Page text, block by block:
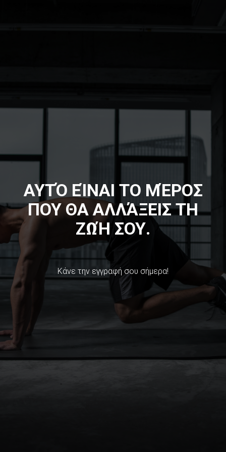
ΑΥΤΌ ΕΊΝΑΙ ΤΟ ΜΈΡΟΣ
ΠΟΥ ΘΑ ΑΛΛΆΞΕΙΣ ΤΗ
ΖΩΉ ΣΟΥ.
Κάνε την εγγραφή σου σήμερα!